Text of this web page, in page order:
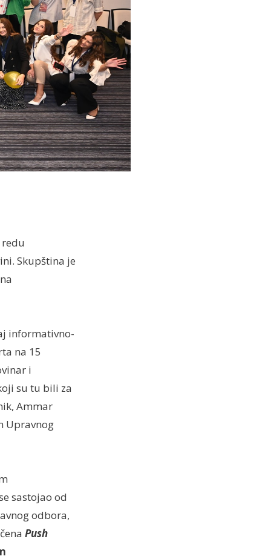
Skupština je
informativno-
na 15
i
su tu bili za
Ammar
Upravnog
sastojao od
odbora,
Push